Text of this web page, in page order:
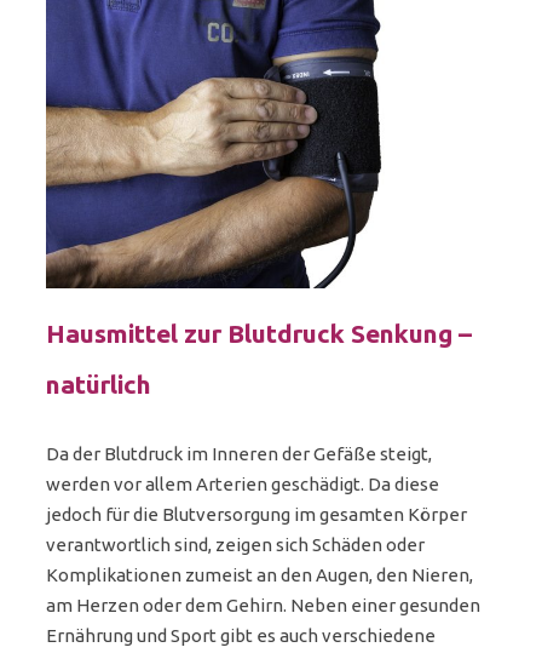
Hausmittel zur Blutdruck Senkung –
natürlich
Da der Blutdruck im Inneren der Gefäße steigt,
werden vor allem Arterien geschädigt. Da diese
jedoch für die Blutversorgung im gesamten Körper
verantwortlich sind, zeigen sich Schäden oder
Komplikationen zumeist an den Augen, den Nieren,
am Herzen oder dem Gehirn. Neben einer gesunden
Ernährung und Sport gibt es auch verschiedene